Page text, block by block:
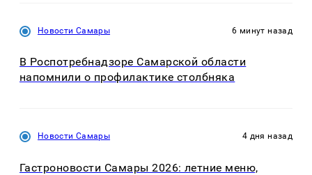
Новости Самары 6 минут назад
В Роспотребнадзоре Самарской области
напомнили о профилактике столбняка
Новости Самары 4 дня назад
Гастроновости Самары 2026: летние меню,